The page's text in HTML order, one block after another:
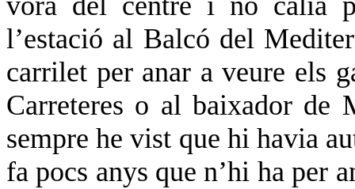
l’estació al Balcó del
carrilet per anar a veure els
Carreteres o al baixador de
sempre he vist que hi havia
fa pocs anys que n’hi ha per